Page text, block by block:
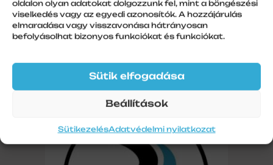
oldalon olyan adatokat dolgozzunk fel, mint a böngészési
viselkedés vagy az egyedi azonosítók. A hozzájárulás
elmaradása vagy visszavonása hátrányosan
befolyásolhat bizonyos funkciókat és funkciókat.
Sütik elfogadása
Beállítások
SütikezelésAdatvédelmi nyilatkozat
Alumínium kapuléc PA77 nem perf. 7m,
aranytölgy – finommintás
Ár: Érdeklődjön!